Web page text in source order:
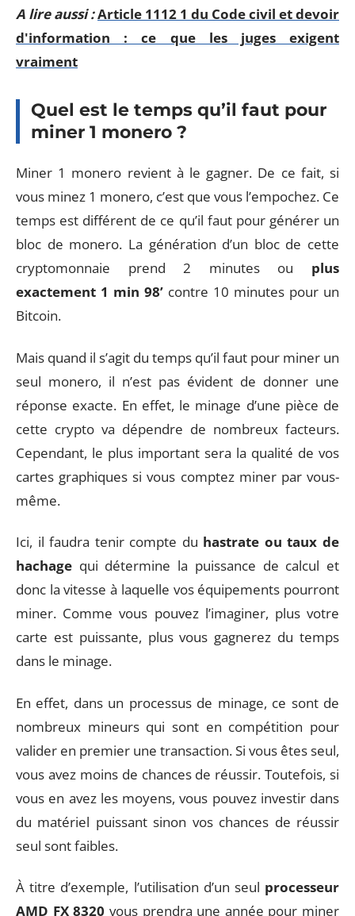
A lire aussi :Article 1112 1 du Code civil et devoir
d'information : ce que les juges exigent
vraiment
Quel est le temps qu’il faut pour
miner 1 monero ?
Miner 1 monero revient à le gagner. De ce fait, si
vous minez 1 monero, c’est que vous l’empochez. Ce
temps est différent de ce qu’il faut pour générer un
bloc de monero. La génération d’un bloc de cette
cryptomonnaie prend 2 minutes ou plus
exactement 1 min 98’ contre 10 minutes pour un
Bitcoin.
Mais quand il s’agit du temps qu’il faut pour miner un
seul monero, il n’est pas évident de donner une
réponse exacte. En effet, le minage d’une pièce de
cette crypto va dépendre de nombreux facteurs.
Cependant, le plus important sera la qualité de vos
cartes graphiques si vous comptez miner par vous-
même.
Ici, il faudra tenir compte du hastrate ou taux de
hachage qui détermine la puissance de calcul et
donc la vitesse à laquelle vos équipements pourront
miner. Comme vous pouvez l’imaginer, plus votre
carte est puissante, plus vous gagnerez du temps
dans le minage.
En effet, dans un processus de minage, ce sont de
nombreux mineurs qui sont en compétition pour
valider en premier une transaction. Si vous êtes seul,
vous avez moins de chances de réussir. Toutefois, si
vous en avez les moyens, vous pouvez investir dans
du matériel puissant sinon vos chances de réussir
seul sont faibles.
À titre d’exemple, l’utilisation d’un seul processeur
AMD FX 8320 vous prendra une année pour miner